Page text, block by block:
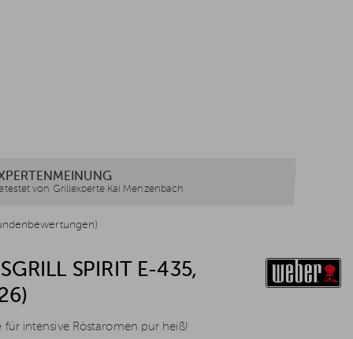
von Grillexperte Kai Menzenbach
SPIRIT E-435,
für intensive Röstaromen pur heiß!